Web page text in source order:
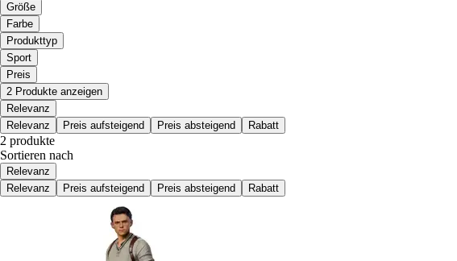
Größe
Farbe
Produkttyp
Sport
Preis
2 Produkte anzeigen
Relevanz
Relevanz
Preis aufsteigend Preis absteigend Rabatt
2 produkte
Sortieren nach
Relevanz
Relevanz
Preis aufsteigend Preis absteigend Rabatt